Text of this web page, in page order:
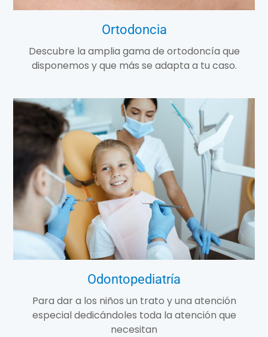
Ortodoncia
Descubre la amplia gama de ortodoncía que
disponemos y que más se adapta a tu caso.
Odontopediatría
Para dar a los niños un trato y una atención
especial dedicándoles toda la atención que
necesitan